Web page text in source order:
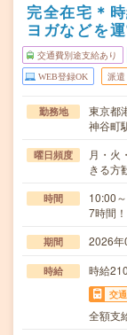
完全在宅＊
ヨガなどを
交通費別途支給あり
WEB登録OK 派遣
勤務地
東京都
神谷町
曜日頻度
月・火
きる方
時間
10:00
7時間
期間 2026
時給 時給
交
全額支